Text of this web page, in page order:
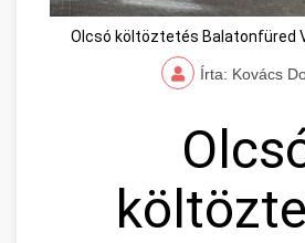
Olcsó költöztetés Balatonfüred
Írta: Kovács